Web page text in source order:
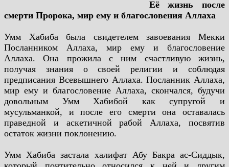
Её жизнь после
смерти Пророка, мир ему и благословения Аллаха
Умм Хабиба была свидетелем завоевания Мекки
Посланником Аллаха, мир ему и благословение
Аллаха. Она прожила с ним счастливую жизнь,
получая знания о своей религии и соблюдая
предписания Всевышнего Аллаха. Посланник Аллаха,
мир ему и благословение Аллаха, скончался, будучи
довольным Умм Хабибой как супругой и
мусульманкой, и после его смерти она оставалась
праведной и аскетичной рабой Аллаха, посвятив
остаток жизни поклонению.
Умм Хабиба застала халифат Абу Бакра ас-Сиддык,